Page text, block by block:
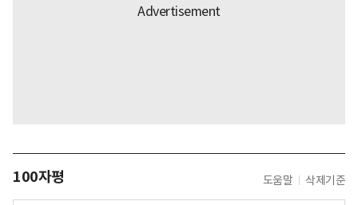
100자평 도움말 삭제기준